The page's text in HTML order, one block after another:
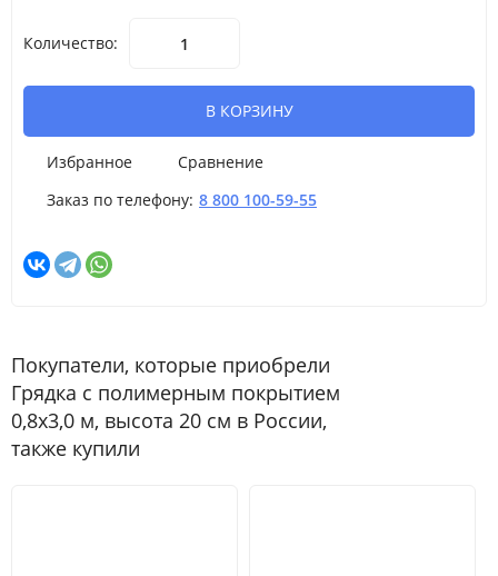
Количество:
В КОРЗИНУ
Избранное
Сравнение
Заказ по телефону: 8 800 100-59-55
Покупатели, которые приобрели
Грядка с полимерным покрытием
0,8х3,0 м, высота 20 см в России,
также купили